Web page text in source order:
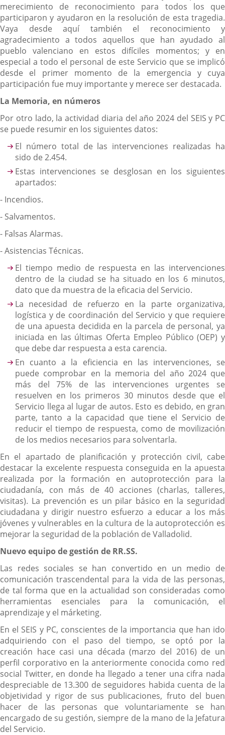
merecimiento de reconocimiento para todos los que
participaron y ayudaron en la resolución de esta tragedia.
Vaya desde aquí también el reconocimiento y
agradecimiento a todos aquellos que han ayudado al
pueblo valenciano en estos difíciles momentos; y en
especial a todo el personal de este Servicio que se implicó
desde el primer momento de la emergencia y cuya
participación fue muy importante y merece ser destacada.
La Memoria, en números
Por otro lado, la actividad diaria del año 2024 del SEIS y PC
se puede resumir en los siguientes datos:
El número total de las intervenciones realizadas ha
sido de 2.454.
Estas intervenciones se desglosan en los siguientes
apartados:
- Incendios.
- Salvamentos.
- Falsas Alarmas.
- Asistencias Técnicas.
El tiempo medio de respuesta en las intervenciones
dentro de la ciudad se ha situado en los 6 minutos,
dato que da muestra de la eficacia del Servicio.
La necesidad de refuerzo en la parte organizativa,
logística y de coordinación del Servicio y que requiere
de una apuesta decidida en la parcela de personal, ya
iniciada en las últimas Oferta Empleo Público (OEP) y
que debe dar respuesta a esta carencia.
En cuanto a la eficiencia en las intervenciones, se
puede comprobar en la memoria del año 2024 que
más del 75% de las intervenciones urgentes se
resuelven en los primeros 30 minutos desde que el
Servicio llega al lugar de autos. Esto es debido, en gran
parte, tanto a la capacidad que tiene el Servicio de
reducir el tiempo de respuesta, como de movilización
de los medios necesarios para solventarla.
En el apartado de planificación y protección civil, cabe
destacar la excelente respuesta conseguida en la apuesta
realizada por la formación en autoprotección para la
ciudadanía, con más de 40 acciones (charlas, talleres,
visitas). La prevención es un pilar básico en la seguridad
ciudadana y dirigir nuestro esfuerzo a educar a los más
jóvenes y vulnerables en la cultura de la autoprotección es
mejorar la seguridad de la población de Valladolid.
Nuevo equipo de gestión de RR.SS.
Las redes sociales se han convertido en un medio de
comunicación trascendental para la vida de las personas,
de tal forma que en la actualidad son consideradas como
herramientas esenciales para la comunicación, el
aprendizaje y el márketing.
En el SEIS y PC, conscientes de la importancia que han ido
adquiriendo con el paso del tiempo, se optó por la
creación hace casi una década (marzo del 2016) de un
perfil corporativo en la anteriormente conocida como red
social Twitter, en donde ha llegado a tener una cifra nada
despreciable de 13.300 de seguidores habida cuenta de la
objetividad y rigor de sus publicaciones, fruto del buen
hacer de las personas que voluntariamente se han
encargado de su gestión, siempre de la mano de la Jefatura
del Servicio.